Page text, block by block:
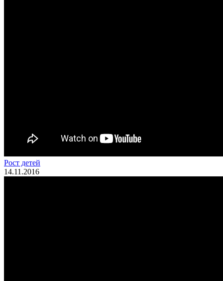
Рост детей
14.11.2016